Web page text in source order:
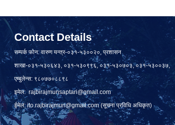
Contact Details
सम्पर्क फोन: वारुण यन्त्र-०३१-५३००२०, प्रशासन
शाखा-०३१-५३०६४३, ०३१-५३०९९६, ०३१-५३०७०३, ०३१-५३००३७,
एम्बुलेन्स: ९८०७७०८८९८
इमेल: rajbirajmunsaptari@gmail.com
ईमेल:ito.rajbirajmun@gmail.com(सूचना प्रविधि अधिकृत)